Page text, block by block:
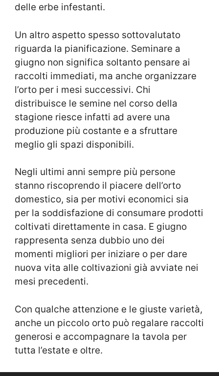
delle erbe infestanti.
Un altro aspetto spesso sottovalutato
riguarda la pianificazione. Seminare a
giugno non significa soltanto pensare ai
raccolti immediati, ma anche organizzare
l’orto per i mesi successivi. Chi
distribuisce le semine nel corso della
stagione riesce infatti ad avere una
produzione più costante e a sfruttare
meglio gli spazi disponibili.
Negli ultimi anni sempre più persone
stanno riscoprendo il piacere dell’orto
domestico, sia per motivi economici sia
per la soddisfazione di consumare prodotti
coltivati direttamente in casa. E giugno
rappresenta senza dubbio uno dei
momenti migliori per iniziare o per dare
nuova vita alle coltivazioni già avviate nei
mesi precedenti.
Con qualche attenzione e le giuste varietà,
anche un piccolo orto può regalare raccolti
generosi e accompagnare la tavola per
tutta l’estate e oltre.